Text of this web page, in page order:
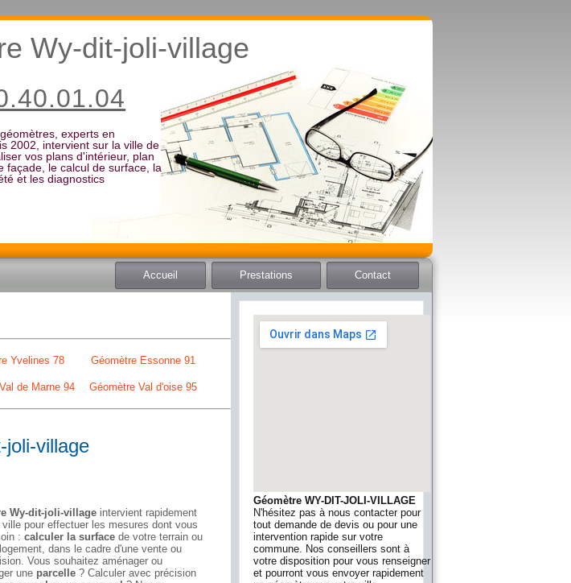
experts en
2002, intervient sur la ville de
vos plans d'intérieur, plan
façade, le calcul de surface, la
et les diagnostics
Wy-dit-joli-village
Accueil Prestations Contact
Yvelines 78 Géomètre Essonne 91
de Marne 94 Géomètre Val d'oise 95
joli-village
Wy-dit-joli-village intervient rapidement
pour effectuer les mesures dont vous
: calculer la surface de votre terrain ou
dans le cadre d'une vente ou
Vous souhaitez aménager ou
une parcelle ? Calculer avec précision
Géomètre WY-DIT-JOLI-VILLAGE
N'hésitez pas à nous contacter pour
tout demande de devis ou pour une
intervention rapide sur votre
commune. Nos conseillers sont à
votre disposition pour vous renseigner
et pourront vous envoyer rapidement